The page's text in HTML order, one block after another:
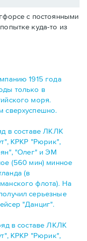
с постоянными
куда-то из
1915 года
только в
моря.
сверхуспешно.
в составе ЛКЛК
КРКР "Рюрик",
"Олег" и ЭМ
(560 мин) минное
(в
флота). На
серьезные
"Данциг".
в составе ЛКЛК
КРКР "Рюрик",